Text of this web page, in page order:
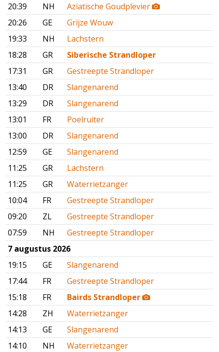
20:39
NH
Aziatische Goudplevier
20:26
GE
Grijze Wouw
19:33
NH
Lachstern
18:28
GR
Siberische Strandloper
17:31
GR
Gestreepte Strandloper
13:40
DR
Slangenarend
13:29
DR
Slangenarend
13:01
FR
Poelruiter
13:00
DR
Slangenarend
12:59
GE
Slangenarend
11:25
GR
Lachstern
11:25
GR
Waterrietzanger
10:04
FR
Gestreepte Strandloper
09:20
ZL
Gestreepte Strandloper
07:59
NH
Gestreepte Strandloper
7 augustus 2026
19:15
GE
Slangenarend
17:44
FR
Gestreepte Strandloper
15:18
FR
Bairds Strandloper
14:28
ZH
Waterrietzanger
14:13
GE
Slangenarend
14:10
NH
Waterrietzanger